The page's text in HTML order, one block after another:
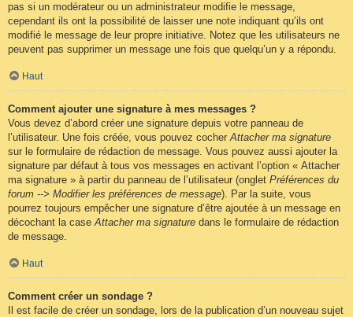
pas si un modérateur ou un administrateur modifie le message,
cependant ils ont la possibilité de laisser une note indiquant qu’ils ont
modifié le message de leur propre initiative. Notez que les utilisateurs ne
peuvent pas supprimer un message une fois que quelqu’un y a répondu.
Haut
Comment ajouter une signature à mes messages ?
Vous devez d’abord créer une signature depuis votre panneau de
l’utilisateur. Une fois créée, vous pouvez cocherAttacher ma signature
sur le formulaire de rédaction de message. Vous pouvez aussi ajouter la
signature par défaut à tous vos messages en activant l’option « Attacher
ma signature » à partir du panneau de l’utilisateur (onglet Préférences du
forum --> Modifier les préférences de message). Par la suite, vous
pourrez toujours empêcher une signature d’être ajoutée à un message en
décochant la caseAttacher ma signature dans le formulaire de rédaction
de message.
Haut
Comment créer un sondage ?
Il est facile de créer un sondage, lors de la publication d’un nouveau sujet